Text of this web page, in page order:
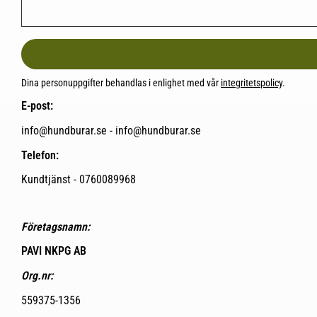
Dina personuppgifter behandlas i enlighet med vår integritetspolicy.
E-post:
info@hundburar.se - info@hundburar.se
Telefon:
Kundtjänst - 0760089968
Företagsnamn:
PAVI NKPG AB
Org.nr:
559375-1356